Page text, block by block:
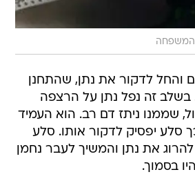
המשפחה
והחל לדקור את נתן, שהתחנן
בשלב זה נפל נתן על הרצפה
שממנו ניתז דם רב. הוא העמיד
סלע יפסיק לדקור אותו. סלע
את נתן והמשיך לעבר נחמן
בסמוך.